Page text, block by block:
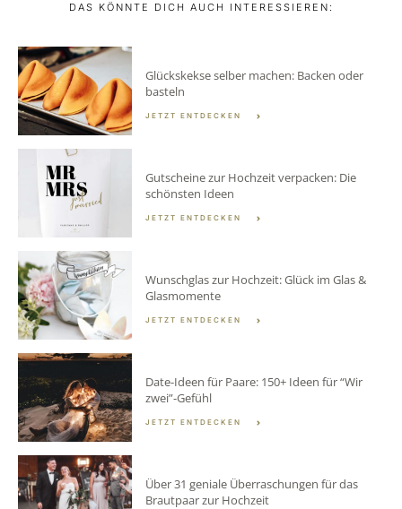
DAS KÖNNTE DICH AUCH INTERESSIEREN:
Glückskekse selber machen: Backen oder
basteln
JETZT ENTDECKEN
Gutscheine zur Hochzeit verpacken: Die
schönsten Ideen
JETZT ENTDECKEN
Wunschglas zur Hochzeit: Glück im Glas &
Glasmomente
JETZT ENTDECKEN
Date-Ideen für Paare: 150+ Ideen für “Wir
zwei”-Gefühl
JETZT ENTDECKEN
Über 31 geniale Überraschungen für das
Brautpaar zur Hochzeit